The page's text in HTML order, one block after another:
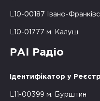
L10-00187 Івано-
L10-01777 м. Калуш
РАІ Радіо
Ідентифікатор у
L11-00399 м. Бурштин